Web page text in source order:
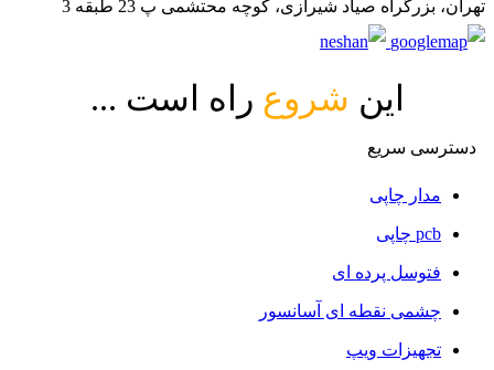
تهران، بزرگراه صیاد شیرازی، کوچه محتشمی پ 23 طبقه 3
این شروع راه است ...
دسترسی سریع
مدار چاپی
pcb چاپی
فتوسل پرده ای
چشمی نقطه ای آسانسور
تجهیزات ویپ